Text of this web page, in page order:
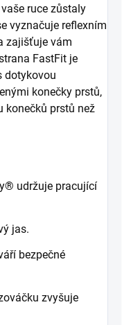
ruce zůstaly
vyznačuje reflexním
zajišťuje vám
FastFit je
dotykovou
konečky prstů,
konečků prstů než
udržuje pracující
jas.
bezpečné
zvyšuje